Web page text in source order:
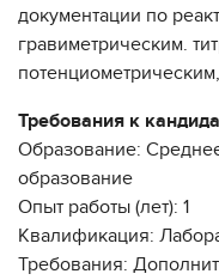
документации по
гравиметрическим.
Требования к
Образование:
образование
Опыт работы (лет): 1
Квалификация:
Требования: